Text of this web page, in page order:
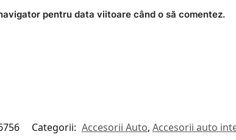
pentru data viitoare când o să comentez.
Categorii: Accesorii Auto, Accesorii auto